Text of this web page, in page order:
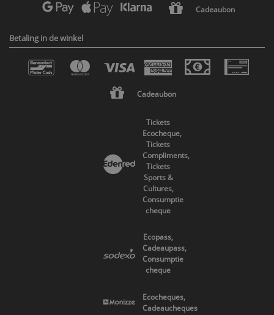
Cadeaubon
Betaling in de winkel
Cadeaubon
Tickets
Ecocheque,
Tickets
Compliments,
Tickets
Sports &
Cultures,
Consumptie
cheque
Ecopass,
Cadeaupass,
Consumptie
cheque
Ecocheques,
Cadeaucheques